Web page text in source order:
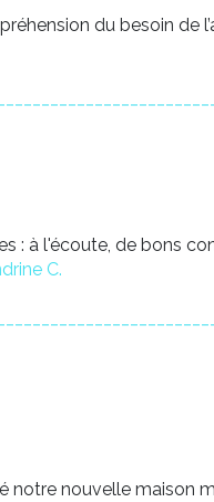
du besoin de
: à l'écoute, de bons
C.
notre nouvelle maison